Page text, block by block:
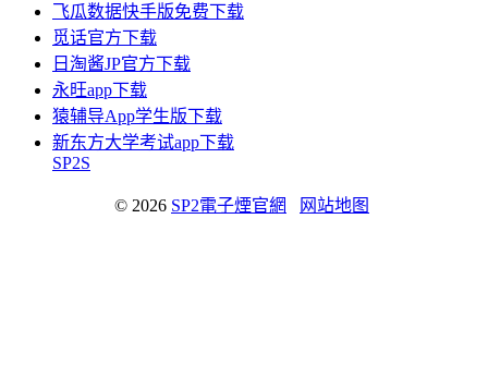
飞瓜数据快手版免费下载
觅话官方下载
日淘酱JP官方下载
永旺app下载
猿辅导App学生版下载
新东方大学考试app下载
SP2S
© 2026 SP2電子煙官網 网站地图